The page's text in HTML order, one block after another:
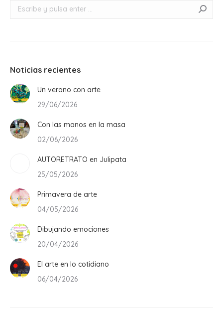
Buscar:
Noticias recientes
Un verano con arte
29/06/2026
Con las manos en la masa
02/06/2026
AUTORETRATO en Julipata
25/05/2026
Primavera de arte
04/05/2026
Dibujando emociones
20/04/2026
El arte en lo cotidiano
06/04/2026